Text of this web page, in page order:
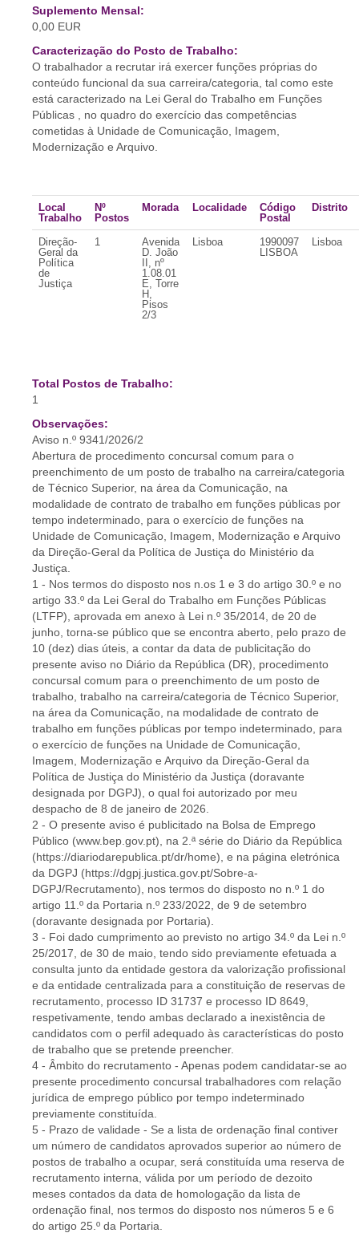
Suplemento Mensal:
0,00 EUR
Caracterização do Posto de Trabalho:
O trabalhador a recrutar irá exercer funções próprias do
conteúdo funcional da sua carreira/categoria, tal como este
está caracterizado na Lei Geral do Trabalho em Funções
Públicas , no quadro do exercício das competências
cometidas à Unidade de Comunicação, Imagem,
Modernização e Arquivo.
Local
Trabalho
Nº
Postos
Morada Localidade
Código
Postal
Distrito
Direção-
Geral da
Política
de
Justiça
1
Avenida
D. João
II, nº
1.08.01
E, Torre
H,
Pisos
2/3
Lisboa
1990097
LISBOA
Lisboa
Total Postos de Trabalho:
1
Observações:
Aviso n.º 9341/2026/2
Abertura de procedimento concursal comum para o
preenchimento de um posto de trabalho na carreira/categoria
de Técnico Superior, na área da Comunicação, na
modalidade de contrato de trabalho em funções públicas por
tempo indeterminado, para o exercício de funções na
Unidade de Comunicação, Imagem, Modernização e Arquivo
da Direção-Geral da Política de Justiça do Ministério da
Justiça.
1 - Nos termos do disposto nos n.os 1 e 3 do artigo 30.º e no
artigo 33.º da Lei Geral do Trabalho em Funções Públicas
(LTFP), aprovada em anexo à Lei n.º 35/2014, de 20 de
junho, torna-se público que se encontra aberto, pelo prazo de
10 (dez) dias úteis, a contar da data de publicitação do
presente aviso no Diário da República (DR), procedimento
concursal comum para o preenchimento de um posto de
trabalho, trabalho na carreira/categoria de Técnico Superior,
na área da Comunicação, na modalidade de contrato de
trabalho em funções públicas por tempo indeterminado, para
o exercício de funções na Unidade de Comunicação,
Imagem, Modernização e Arquivo da Direção-Geral da
Política de Justiça do Ministério da Justiça (doravante
designada por DGPJ), o qual foi autorizado por meu
despacho de 8 de janeiro de 2026.
2 - O presente aviso é publicitado na Bolsa de Emprego
Público (www.bep.gov.pt), na 2.ª série do Diário da República
(https://diariodarepublica.pt/dr/home), e na página eletrónica
da DGPJ (https://dgpj.justica.gov.pt/Sobre-a-
DGPJ/Recrutamento), nos termos do disposto no n.º 1 do
artigo 11.º da Portaria n.º 233/2022, de 9 de setembro
(doravante designada por Portaria).
3 - Foi dado cumprimento ao previsto no artigo 34.º da Lei n.º
25/2017, de 30 de maio, tendo sido previamente efetuada a
consulta junto da entidade gestora da valorização profissional
e da entidade centralizada para a constituição de reservas de
recrutamento, processo ID 31737 e processo ID 8649,
respetivamente, tendo ambas declarado a inexistência de
candidatos com o perfil adequado às características do posto
de trabalho que se pretende preencher.
4 - Âmbito do recrutamento - Apenas podem candidatar-se ao
presente procedimento concursal trabalhadores com relação
jurídica de emprego público por tempo indeterminado
previamente constituída.
5 - Prazo de validade - Se a lista de ordenação final contiver
um número de candidatos aprovados superior ao número de
postos de trabalho a ocupar, será constituída uma reserva de
recrutamento interna, válida por um período de dezoito
meses contados da data de homologação da lista de
ordenação final, nos termos do disposto nos números 5 e 6
do artigo 25.º da Portaria.